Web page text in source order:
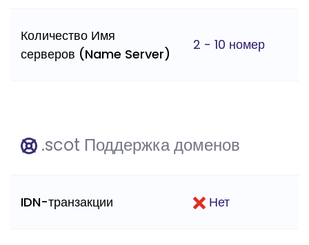
Количество Имя
серверов (Name Server)
2 - 10 номер
.scot Поддержка доменов
IDN-транзакции Нет